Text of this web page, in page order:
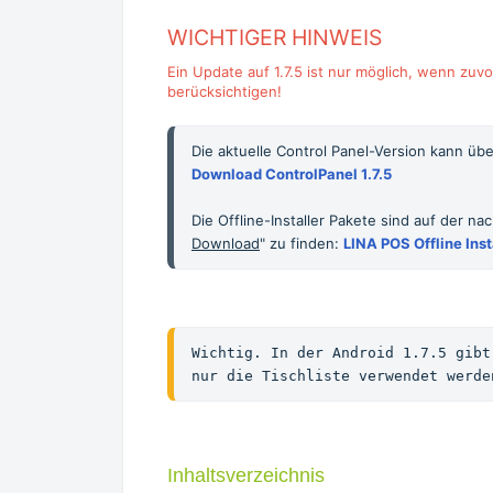
WICHTIGER HINWEIS
Ein Update auf 1.7.5 ist nur möglich, wenn
berücksichtigen!
Die aktuelle Control Panel-Version kann
Download ControlPanel 1.7.5
Die Offline-Installer Pakete sind auf der
Download" zu finden: LINA POS Offline
Wichtig. In der Android 1.7.5 gibt
nur die Tischliste verwendet
Inhaltsverzeichnis